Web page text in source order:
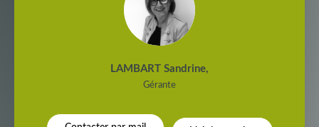
LAMBART Sandrine,
Gérante